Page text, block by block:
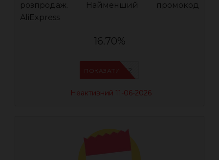
розпродаж. Найменший промокод
AliExpress
16.70%
AEUA2
ПОКАЗАТИ
Неактивний 11-06-2026